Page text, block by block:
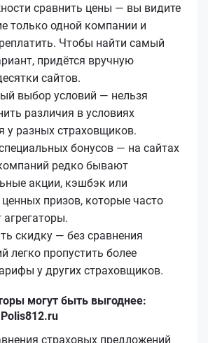
сравнить цены — вы видите
только одной компании и
Чтобы найти самый
придётся вручную
сайтов.
выбор условий — нельзя
различия в условиях
у разных страховщиков.
бонусов — на сайтах
редко бывают
акции, кэшбэк или
призов, которые часто
скидку — без сравнения
легко пропустить более
у других страховщиков.
могут быть выгоднее:
страховых предложений